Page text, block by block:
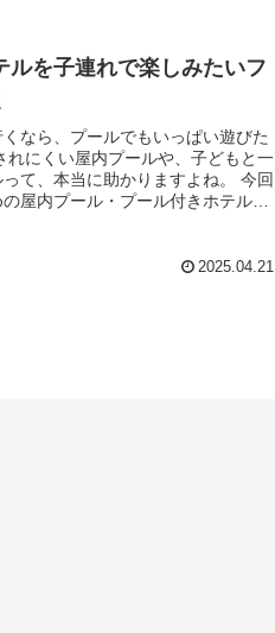
ルを子連れで楽しみたいフ
なら、プールでもいっぱい遊びた
にくい屋内プールや、子どもと一
て、本当に助かりますよね。 今回
屋内プール・プール付きホテル】
2025.04.21